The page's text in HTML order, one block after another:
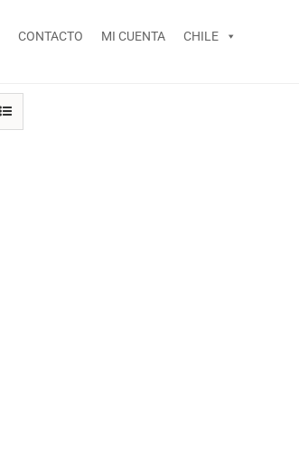
CONTACTO MI CUENTA CHILE